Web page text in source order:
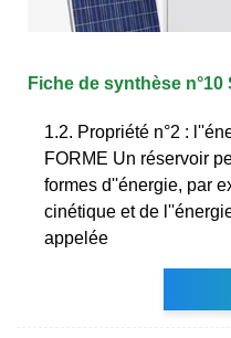
Fiche de synthèse
1.2. Propriété n°2 :
FORME Un réservoir
formes d''énergie, par
cinétique et de
appelée